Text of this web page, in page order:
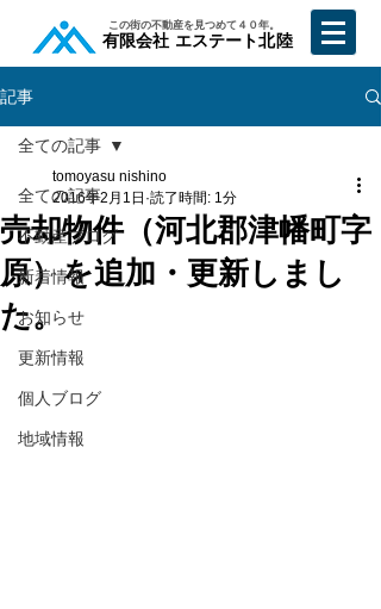
​この街の不動産を見つめて４０年。
​有限会社 エステート北陸
記事
全ての記事
不動産ブログ
新着情報
お知らせ
更新情報
個人ブログ
地域情報
全ての記事
売却物件（河北郡津幡町字
原）を追加・更新しまし
た。
tomoyasu nishino
2016年2月1日 読了時間: 1分